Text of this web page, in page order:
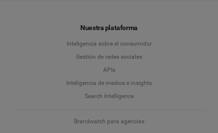
Nuestra plataforma
Inteligencia sobre el consumidor
Gestión de redes sociales
APIs
Inteligencia de medios e insights
Search Intelligence
Brandwatch para agencias